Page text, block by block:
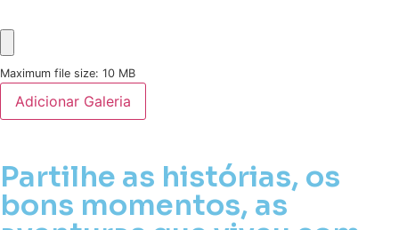
Maximum file size: 10 MB
Adicionar Galeria
Partilhe as histórias, os
bons momentos, as